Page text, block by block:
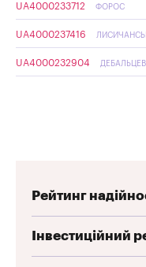
UA4000233712 ФОРОС
UA4000237416
UA4000232904
Рейтинг
Інвестиційний